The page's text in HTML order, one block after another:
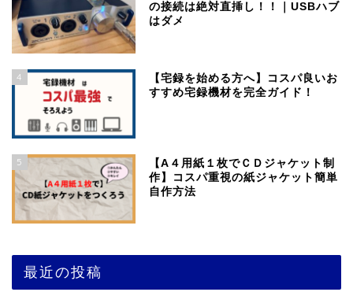
の接続は絶対直挿し！！｜USBハブ
はダメ
4
【宅録を始める方へ】コスパ良いお
すすめ宅録機材を完全ガイド！
5
【A４用紙１枚でＣＤジャケット制
作】コスパ重視の紙ジャケット簡単
自作方法
最近の投稿